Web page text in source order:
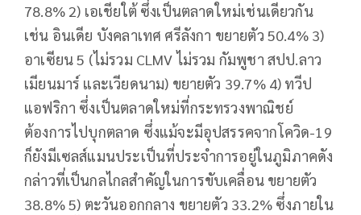
78.8% 2) เอเชียใต้ ซึ่งเป็นตลาดใหม่เช่นเดียวกัน
เช่น อินเดีย บังคลาเทศ ศรีลังกา ขยายตัว 50.4% 3)
อาเซียน 5 (ไม่รวม CLMV ไม่รวม กัมพูชา สปป.ลาว
เมียนมาร์ และเวียดนาม) ขยายตัว 39.7% 4) ทวีป
แอฟริกา ซึ่งเป็นตลาดใหม่ที่กระทรวงพาณิชย์
ต้องการไปบุกตลาด ซึ่งแม้จะมีอุปสรรคจากโควิด-19
ก็ยังมีเซลส์แมนประเป็นที่ประจำการอยู่ในภูมิภาคดัง
กล่าวที่เป็นกลไกลสำคัญในการขับเคลื่อน ขยายตัว
38.8% 5) ตะวันออกกลาง ขยายตัว 33.2% ซึ่งภายใน